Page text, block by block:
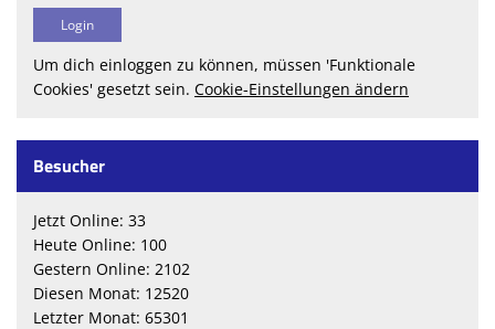
Um dich einloggen zu können, müssen 'Funktionale
Cookies' gesetzt sein. Cookie-Einstellungen ändern
Besucher
Jetzt Online: 33
Heute Online: 100
Gestern Online: 2102
Diesen Monat: 12520
Letzter Monat: 65301